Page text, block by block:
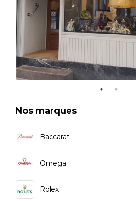
Nos marques
Baccarat
Omega
Rolex